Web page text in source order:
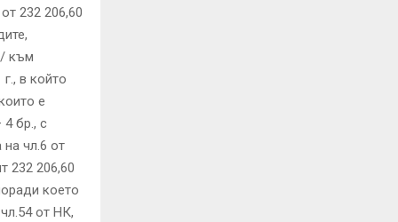
232 206,60
/ към
в който
е
бр., с
чл.6 от
232 206,60
което
от НК,